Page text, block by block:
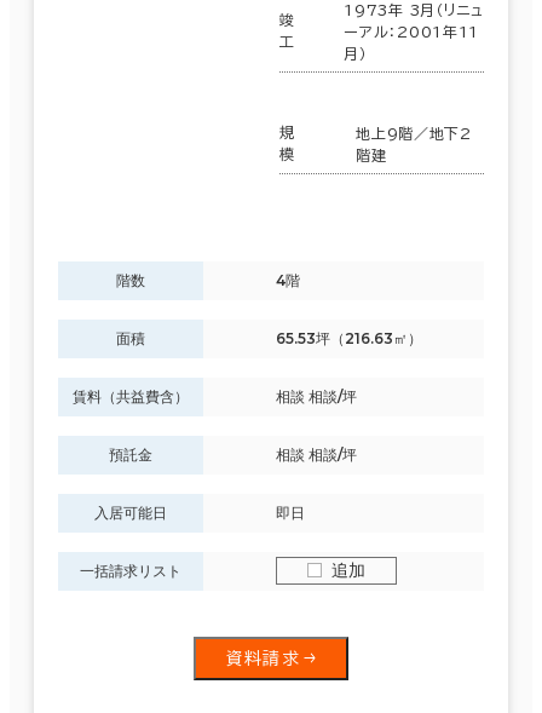
竣
工
1973年 3月（リニュ
ーアル：2001年11
月）
規
模
地上9階／地下2
階建
階数 4階
面積 65.53坪（216.63㎡）
賃料（共益費含） 相談 相談/坪
預託金 相談 相談/坪
入居可能日 即日
一括請求リスト 追加
資料請求